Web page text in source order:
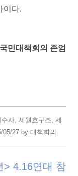
이다.
민대책회의 존엄
수사 세월호구조 세
05/27 by 대책회의
> 4.16연대 참